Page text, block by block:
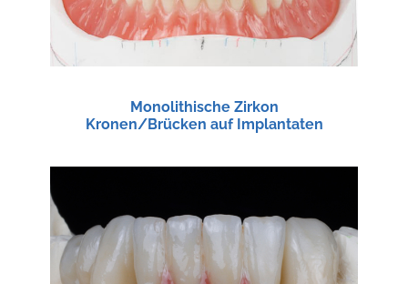
Monolithische Zirkon
Kronen/Brücken auf Implantaten